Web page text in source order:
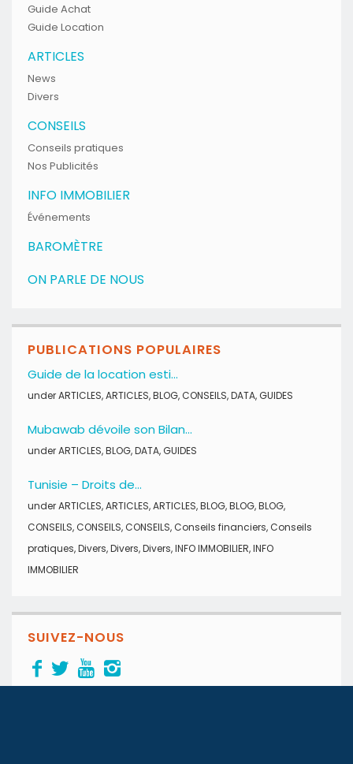
Guide Achat
Guide Location
ARTICLES
News
Divers
CONSEILS
Conseils pratiques
Nos Publicités
INFO IMMOBILIER
Événements
BAROMÈTRE
ON PARLE DE NOUS
PUBLICATIONS POPULAIRES
Guide de la location esti...
underARTICLES,ARTICLES,BLOG,CONSEILS,DATA,GUIDES
Mubawab dévoile son Bilan...
underARTICLES,BLOG,DATA,GUIDES
Tunisie – Droits de...
underARTICLES,ARTICLES,ARTICLES,BLOG,BLOG,BLOG,
CONSEILS,CONSEILS,CONSEILS,Conseils financiers,Conseils
pratiques,Divers,Divers,Divers,INFO IMMOBILIER,INFO
IMMOBILIER
SUIVEZ-NOUS